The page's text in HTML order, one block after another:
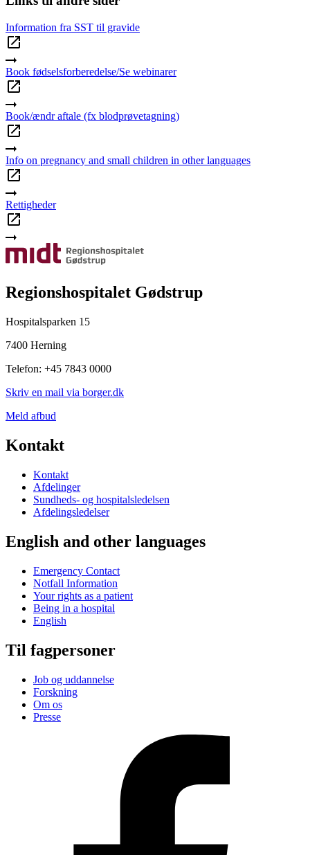
Information fra SST til gravide
Book fødselsforberedelse/Se webinarer
Book/ændr aftale (fx blodprøvetagning)
Info on pregnancy and small children in other languages
Rettigheder
Regionshospitalet Gødstrup
Hospitalsparken 15
7400 Herning
Telefon: +45 7843 0000
Skriv en mail via borger.dk
Meld afbud
Kontakt
Kontakt
Afdelinger
Sundheds- og hospitalsledelsen
Afdelingsledelser
English and other languages
Emergency Contact
Notfall Information
Your rights as a patient
Being in a hospital
English
Til fagpersoner
Job og uddannelse
Forskning
Om os
Presse